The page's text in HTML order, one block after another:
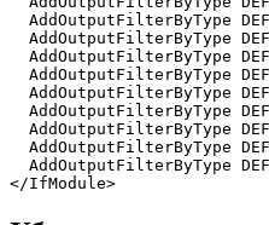
</IfModule>